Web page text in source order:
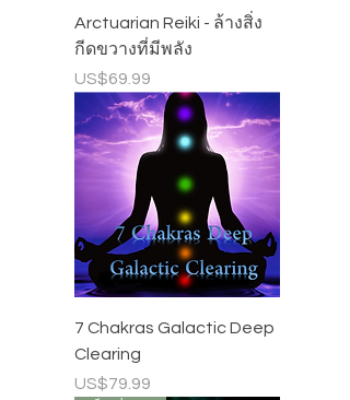
Arctuarian Reiki - ล้างสิ่ง
กีดขวางที่มีพลัง
ราคา
US$69.99
7 Chakras Galactic Deep
Clearing
ราคา
US$79.99